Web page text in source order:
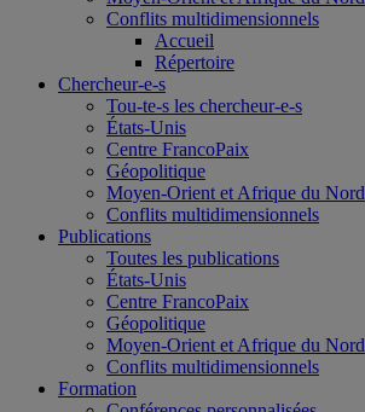
Conflits multidimensionnels
Accueil
Répertoire
Chercheur-e-s
Tou-te-s les chercheur-e-s
États-Unis
Centre FrancoPaix
Géopolitique
Moyen-Orient et Afrique du Nord
Conflits multidimensionnels
Publications
Toutes les publications
États-Unis
Centre FrancoPaix
Géopolitique
Moyen-Orient et Afrique du Nord
Conflits multidimensionnels
Formation